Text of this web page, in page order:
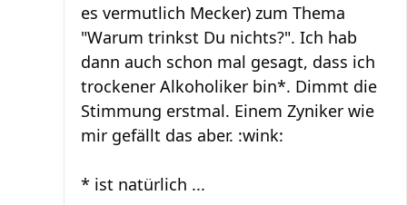
es vermutlich Mecker) zum Thema
"Warum trinkst Du nichts?". Ich hab
dann auch schon mal gesagt, dass ich
trockener Alkoholiker bin*. Dimmt die
Stimmung erstmal. Einem Zyniker wie
mir gefällt das aber. :wink:
* ist natürlich ...